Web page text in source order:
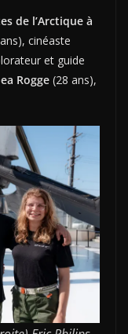
de l’Arctique à
cinéaste
et guide
Rogge (28 ans),